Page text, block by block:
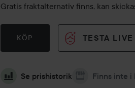
Gratis fraktalternativ finns, kan
KÖP TESTA LIVE
Se prishistorik Finns inte i